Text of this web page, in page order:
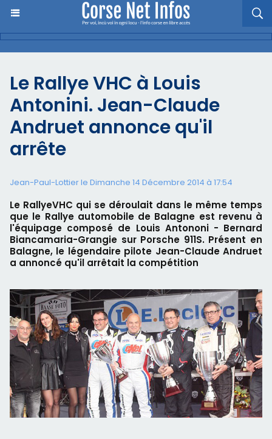
Le Rallye VHC à Louis
Antonini. Jean-Claude
Andruet annonce qu'il
arrête
Jean-Paul-Lottier le Dimanche 14 Décembre 2014 à 17:54
Le RallyeVHC qui se déroulait dans le même temps
que le Rallye automobile de Balagne est revenu à
l'équipage composé de Louis Antononi - Bernard
Biancamaria-Grangie sur Porsche 911S. Présent en
Balagne, le légendaire pilote Jean-Claude Andruet
a annoncé qu'il arrêtait la compétition